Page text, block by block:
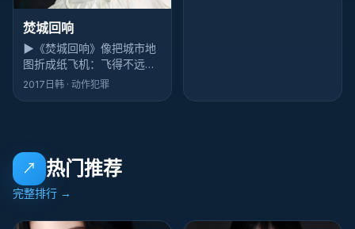
焚城回响
▶ 《焚城回响》像把城市地
图折成纸飞机：飞得不远，
但航线歪得漂亮。动漫爱好
2017 日韩 · 动作犯罪
↗ 热门推荐
完整排行 →